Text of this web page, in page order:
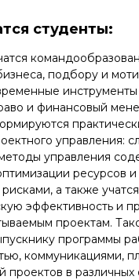
студенты:
подбору и
инструменты
и финансовый
управления:
управления
ресурсов
а также
эффективность и
проектам.
программы
коммуникациями,
проектов в различных